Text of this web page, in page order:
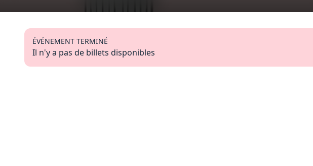
ÉVÉNEMENT TERMINÉ
Il n'y a pas de billets disponibles